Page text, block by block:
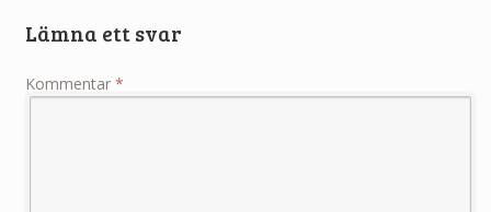
Lämna ett svar
Kommentar *